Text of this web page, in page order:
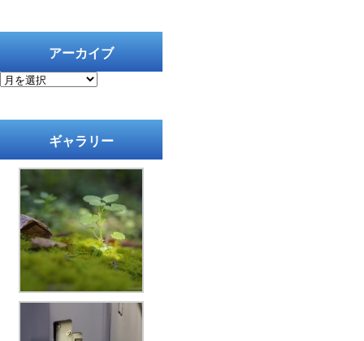
アーカイブ
ア
ギャラリー